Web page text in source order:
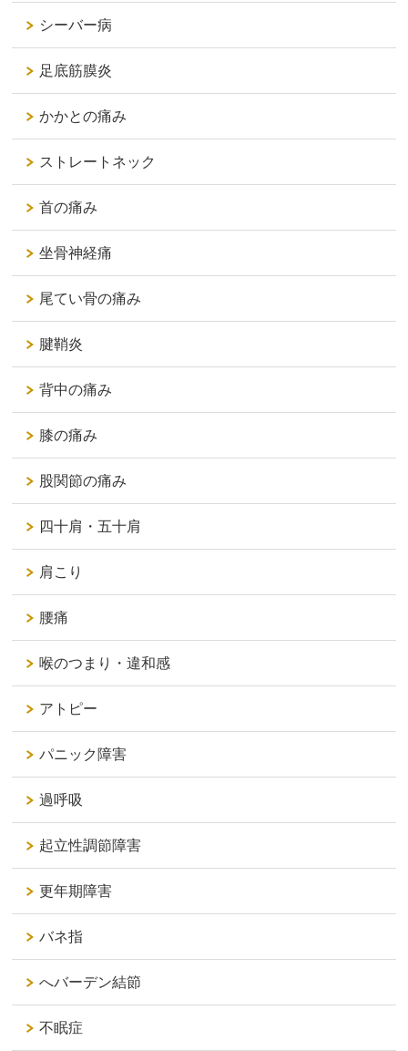
シーバー病
足底筋膜炎
かかとの痛み
ストレートネック
首の痛み
坐骨神経痛
尾てい骨の痛み
腱鞘炎
背中の痛み
膝の痛み
股関節の痛み
四十肩・五十肩
肩こり
腰痛
喉のつまり・違和感
アトピー
パニック障害
過呼吸
起立性調節障害
更年期障害
バネ指
へバーデン結節
不眠症